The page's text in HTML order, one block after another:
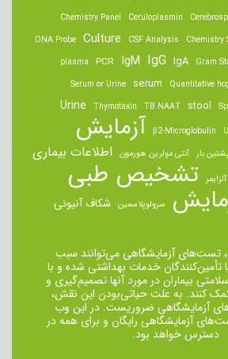
Ceruloplasmin
Chemistry Panel
Chemistry
CSF Analysis
Culture
DNA Probe
Gram
IgA
IgG
IgM
PCR
plasma
Quantitative
serum
Serum or Urine
stool
TB NAAT
Thymotaxin
Urine
β2-Microglobulin آزمایش
بار آنتی مولرین هورمون اطلاعات بیماری
تشخیص طبی
سرولوپلاسمین شکاف آنیونی
تست‌های آزمایشگاهی می‌توانند سبب
تأمین‌کنندگان خدمات بهداشتی شده و با
بیماران در مورد آنها تصمیم‌گیری و
کمک کنند. به علت حیاتی‌بودن این نقش،
آزمایشگاهی ضروریست. در این وب
آزمایشگاهی رایگان و برای همه در
دسترس خواهد بود.